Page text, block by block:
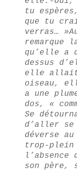
tu
que tu
verras… »
remarque
qu’elle a
dessus
elle allait
oiseau,
a une
dos, «
Se
d’aller
déverse
trop-plein
l’absence
son père,